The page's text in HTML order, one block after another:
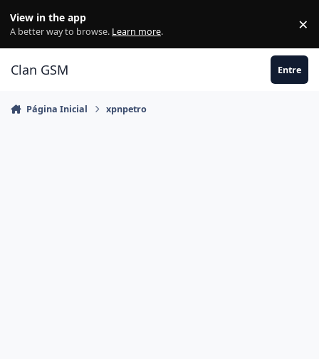
View in the app
A better way to browse. Learn more. ×
Clan GSM Entre
Página Inicial xpnpetro